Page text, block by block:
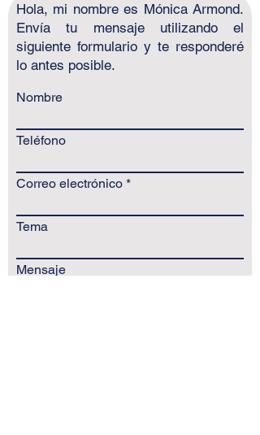
Hola, mi nombre es Mónica Armond.
Envía tu mensaje utilizando el
siguiente formulario y te responderé
lo antes posible.
Nombre
Teléfono
Correo electrónico
Tema
Mensaje